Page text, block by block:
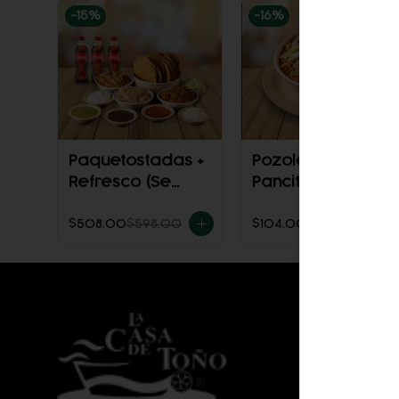
-15%
Paquetostadas +
Refresco (Se
$508.00$598.00
-16%
Pozole con
Pancita exclusivo
$104.00